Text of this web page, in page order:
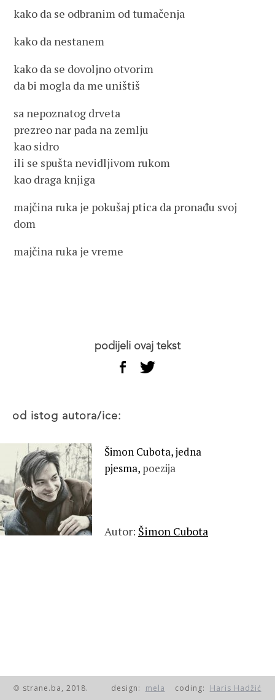
kako da se odbranim od tumačenja
kako da nestanem
kako da se dovoljno otvorim
da bi mogla da me uništiš
sa nepoznatog drveta
prezreo nar pada na zemlju
kao sidro
ili se spušta nevidljivom rukom
kao draga knjiga
majčina ruka je pokušaj ptica da pronađu svoj
dom
majčina ruka je vreme
podijeli ovaj tekst
od istog autora/ice:
Šimon Cubota, jedna
pjesma, poezija
Autor: Šimon Cubota
© strane.ba, 2018. design: mela coding: Haris Hadžić